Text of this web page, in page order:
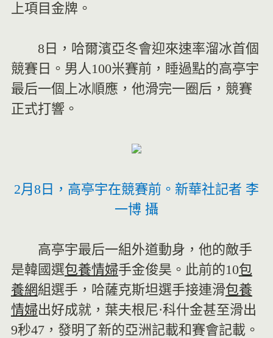
上項目金牌。
8日，哈爾濱亞冬會迎來速率溜冰首個
競賽日。男人100米賽前，睡過點的高亭宇
最后一個上冰順應，他滑完一圈后，競賽
正式打響。
2月8日，高亭宇在競賽前。新華社記者 李
一博 攝
高亭宇最后一組外道動身，他的敵手
是韓國選包養情婦手金俊昊。此前的10包
養網組選手，哈薩克斯坦選手接連滑包養
情婦出好成就，葉夫根尼·科什金甚至滑出
9秒47，發明了新的亞洲記載和賽會記載。